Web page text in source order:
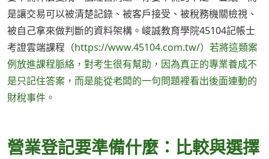
是讓交易可以被清楚記錄、被客戶接受、被稅務機關檢視、
被自己拿來做判斷的資料架構。峻誠教育學院45104記帳士
考證雲端課程（https://www.45104.com.tw/）若將這類案
例放進課程脈絡，對考生很有幫助，因為真正的專業養成不
是只記住答案，而是能從老闆的一句問題裡看出後面連動的
財稅事件。
營業登記要準備什麼：比較與選擇